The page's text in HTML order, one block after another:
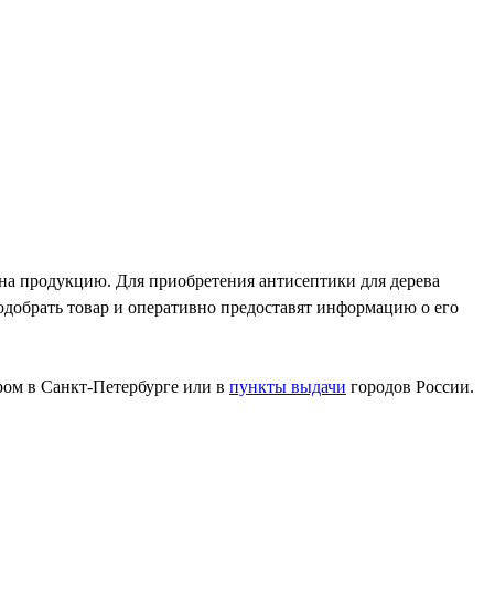
продукцию. Для приобретения антисептики для дерева
товар и оперативно предоставят информацию о его
в Санкт-Петербурге или в пункты выдачи городов России.